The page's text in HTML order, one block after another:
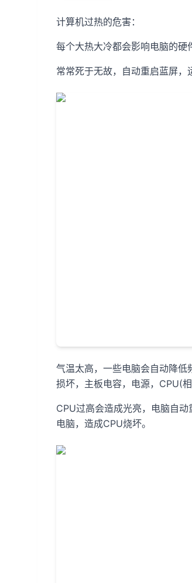
计算机过热的危害：
每个大热大冷都会影响电脑的
常常死于无故，自动重启蓝屏，
气温太高，一些电脑会自动降
损坏，主板电容，电源，CPU(相
CPU过高会造成光亮，电脑自
电脑，造成CPU烧坏。